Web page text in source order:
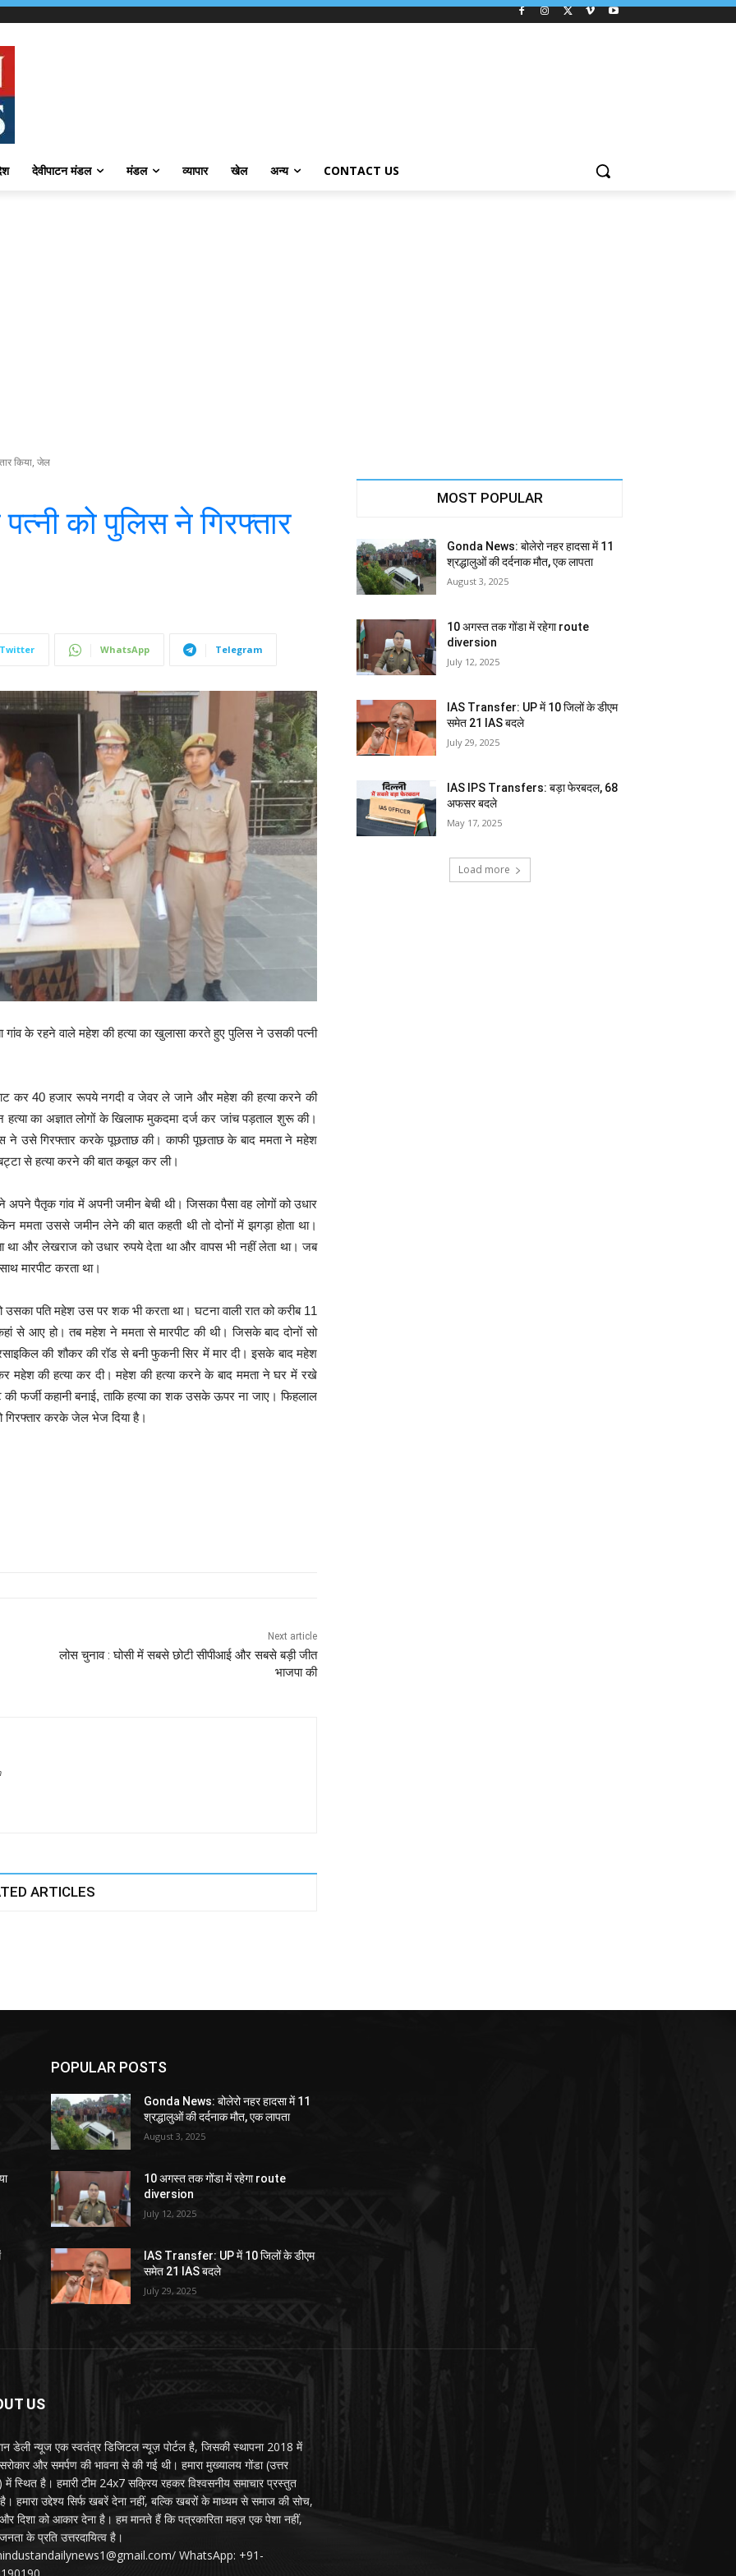
देवीपाटन मंडल मंडल व्यापार खेल अन्य CONTACT US
किया, जेल
को पुलिस ने गिरफ्तार
Twitter WhatsApp Telegram
गांव के रहने वाले महेश की हत्या का खुलासा करते हुए पुलिस ने उसकी पत्नी
कर 40 हजार रूपये नगदी व जेवर ले जाने और महेश की हत्या करने की
का अज्ञात लोगों के खिलाफ मुकदमा दर्ज कर जांच पड़ताल शुरू की।
ने उसे गिरफ्तार करके पूछताछ की। काफी पूछताछ के बाद ममता ने महेश
से हत्या करने की बात कबूल कर ली।
पैतृक गांव में अपनी जमीन बेची थी। जिसका पैसा वह लोगों को उधार
ममता उससे जमीन लेने की बात कहती थी तो दोनों में झगड़ा होता था।
था और लेखराज को उधार रुपये देता था और वापस भी नहीं लेता था। जब
मारपीट करता था।
उसका पति महेश उस पर शक भी करता था। घटना वाली रात को करीब 11
आए हो। तब महेश ने ममता से मारपीट की थी। जिसके बाद दोनों सो
की शौकर की रॉड से बनी फुकनी सिर में मार दी। इसके बाद महेश
महेश की हत्या कर दी। महेश की हत्या करने के बाद ममता ने घर में रखे
फर्जी कहानी बनाई, ताकि हत्या का शक उसके ऊपर ना जाए। फिहलाल
गिरफ्तार करके जेल भेज दिया है।
Next article
लोस चुनाव : घोसी में सबसे छोटी सीपीआई और सबसे बड़ी जीत
भाजपा की
ARTICLES
MOST POPULAR
Gonda News: बोलेरो नहर हादसा में 11
श्रद्धालुओं की दर्दनाक मौत, एक लापता
August 3, 2025
10 अगस्त तक गोंडा में रहेगा route
diversion
July 12, 2025
IAS Transfer: UP में 10 जिलों के डीएम
समेत 21 IAS बदले
July 29, 2025
IAS IPS Transfers: बड़ा फेरबदल, 68
अफसर बदले
May 17, 2025
Load more
POPULAR POSTS
Gonda News: बोलेरो नहर हादसा में 11
श्रद्धालुओं की दर्दनाक मौत, एक लापता
August 3, 2025
10 अगस्त तक गोंडा में रहेगा route
diversion
July 12, 2025
IAS Transfer: UP में 10 जिलों के डीएम
समेत 21 IAS बदले
July 29, 2025
US
डेली न्यूज एक स्वतंत्र डिजिटल न्यूज़ पोर्टल है, जिसकी स्थापना 2018 में
और समर्पण की भावना से की गई थी। हमारा मुख्यालय गोंडा (उत्तर
में स्थित है। हमारी टीम 24x7 सक्रिय रहकर विश्वसनीय समाचार प्रस्तुत
हमारा उद्देश्य सिर्फ खबरें देना नहीं, बल्कि खबरों के माध्यम से समाज की सोच,
दिशा को आकार देना है। हम मानते हैं कि पत्रकारिता महज़ एक पेशा नहीं,
के प्रति उत्तरदायित्व है।
WhatsApp: +91-